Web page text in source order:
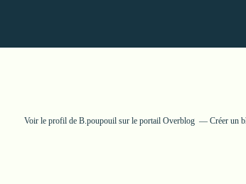
Voir le profil de B.poupouil sur le portail Overblog Créer un